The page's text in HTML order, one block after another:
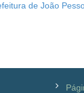
de João